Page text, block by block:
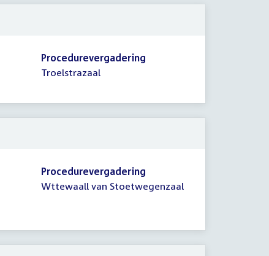
Procedurevergadering
Troelstrazaal
Procedurevergadering
Wttewaall van Stoetwegenzaal